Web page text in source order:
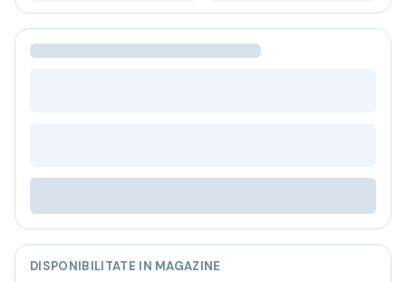
Ceai
Bacanie
BLACK FRIDAY
Contact
Livrare
Termeni si conditii
Politica de confidentialitate
Intrebari frecvente
DISPONIBILITATE IN MAGAZINE